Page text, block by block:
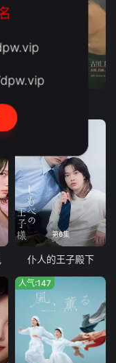
第6集
仆人的王子殿下
人气:147